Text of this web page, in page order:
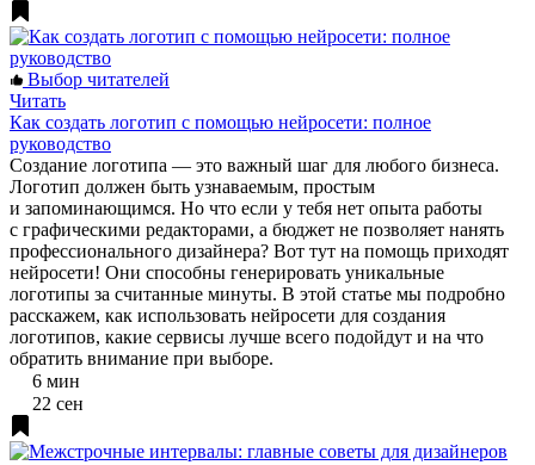
Выбор читателей
Читать
Как создать логотип с помощью нейросети: полное
руководство
Создание логотипа — это важный шаг для любого бизнеса.
Логотип должен быть узнаваемым, простым
и запоминающимся. Но что если у тебя нет опыта работы
с графическими редакторами, а бюджет не позволяет нанять
профессионального дизайнера? Вот тут на помощь приходят
нейросети! Они способны генерировать уникальные
логотипы за считанные минуты. В этой статье мы подробно
расскажем, как использовать нейросети для создания
логотипов, какие сервисы лучше всего подойдут и на что
обратить внимание при выборе.
6 мин
22 сен